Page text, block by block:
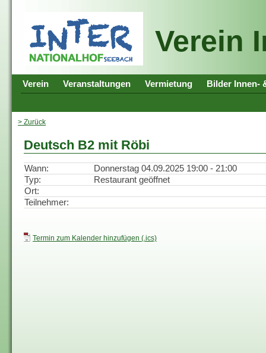
Verein
Verein Veranstaltungen Vermietung Bilder Innen-
> Zurück
Deutsch B2 mit Röbi
Wann:
Donnerstag 04.09.2025 19:00 - 21:00
Typ:
Restaurant geöffnet
Ort:
Teilnehmer:
Termin zum Kalender hinzufügen (.ics)